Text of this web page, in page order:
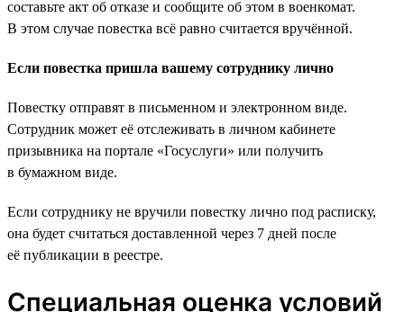
составьте акт об отказе и сообщите об этом в военкомат.
В этом случае повестка всё равно считается вручённой.
Если повестка пришла вашему сотруднику лично
Повестку отправят в письменном и электронном виде.
Сотрудник может её отслеживать в личном кабинете
призывника на портале «Госуслуги» или получить
в бумажном виде.
Если сотруднику не вручили повестку лично под расписку,
она будет считаться доставленной через 7 дней после
её публикации в реестре.
Специальная оценка условий